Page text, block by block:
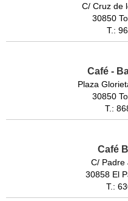
C/ Cruz de
30850
T.:
Café -
Plaza
30850
T.:
Café
C/ Padre
30858 El
T.: